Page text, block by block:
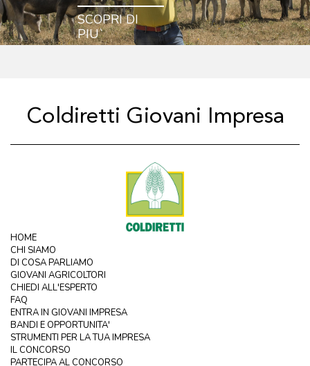
SCOPRI DI
PIU`
Coldiretti Giovani Impresa
HOME
CHI SIAMO
DI COSA PARLIAMO
GIOVANI AGRICOLTORI
CHIEDI ALL'ESPERTO
FAQ
ENTRA IN GIOVANI IMPRESA
BANDI E OPPORTUNITA'
STRUMENTI PER LA TUA IMPRESA
IL CONCORSO
PARTECIPA AL CONCORSO